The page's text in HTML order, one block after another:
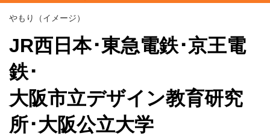
やもり（イメージ）
JR西日本･東急電鉄･京王電
鉄･
大阪市立デザイン教育研究
所･大阪公立大学